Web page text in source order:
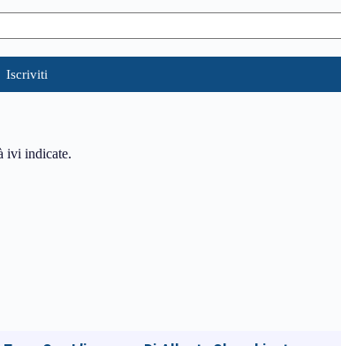
ivi indicate.